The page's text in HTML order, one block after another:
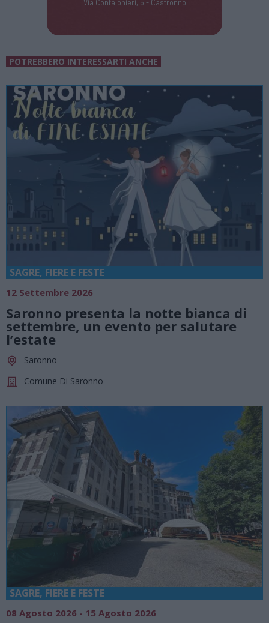
Via Confalonieri, 5 - Castronno
POTREBBERO INTERESSARTI ANCHE
SAGRE, FIERE E FESTE
12 Settembre 2026
Saronno presenta la notte bianca di
settembre, un evento per salutare
l’estate
Saronno
Comune Di Saronno
SAGRE, FIERE E FESTE
08 Agosto 2026 - 15 Agosto 2026